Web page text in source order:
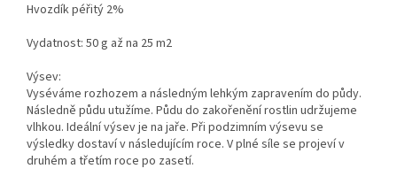
Hvozdík péřitý 2%
Vydatnost: 50 g až na 25 m2
Výsev:
Vyséváme rozhozem a následným lehkým zapravením do půdy.
Následně půdu utužíme. Půdu do zakořenění rostlin udržujeme
vlhkou. Ideální výsev je na jaře. Při podzimním výsevu se
výsledky dostaví v následujícím roce. V plné síle se projeví v
druhém a třetím roce po zasetí.